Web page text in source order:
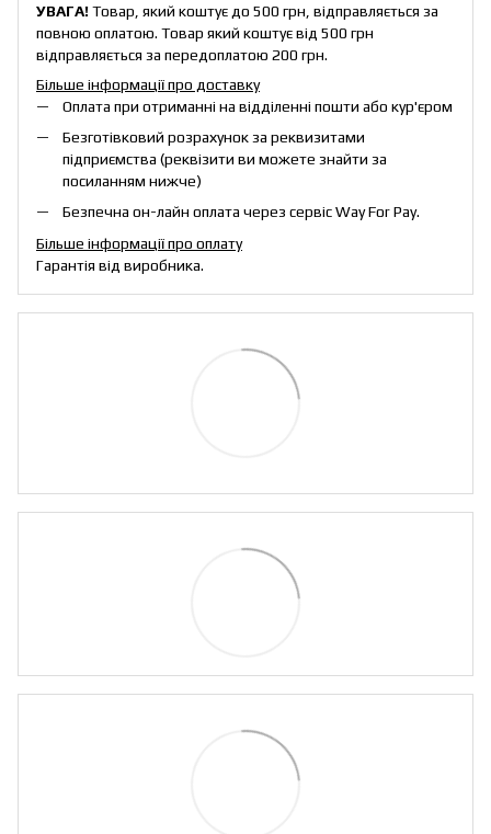
УВАГА!Товар, який коштує до 500 грн, відправляється за
повною оплатою. Товар який коштує від 500 грн
відправляється за передоплатою 200 грн.
Більше інформації про доставку
Оплата при отриманні на відділенні пошти або кур'єром
Безготівковий розрахунок за реквизитами
підприємства (реквізити ви можете знайти за
посиланням нижче)
Безпечна он-лайн оплата через сервіс Way For Pay.
Більше інформації про оплату
Гарантія від виробника.